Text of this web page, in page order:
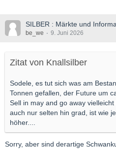
SILBER : Märkte und
be_we 9. Juni 2026
Zitat von Knallsilber
Sodele, es tut sich was am
Tonnen gefallen, der Future um
Sell in may and go away
auch nur selten hin grad, ist wie
höher....
Sorry, aber sind derartige